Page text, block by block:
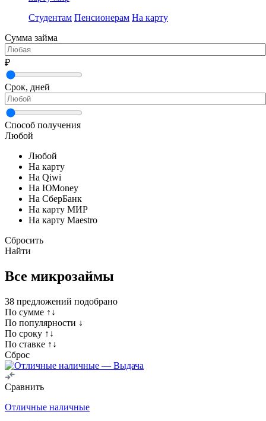
Студентам Пенсионерам На карту
Сумма займа
₽
Срок, дней
Способ получения
Любой
Любой
На карту
На Qiwi
На ЮMoney
На СберБанк
На карту МИР
На карту Maestro
Сбросить
Найти
Все микрозаймы
38 предложений подобрано
По сумме ↑↓
По популярности ↓
По сроку ↑↓
По ставке ↑↓
Сброс
Сравнить
Отличные наличные